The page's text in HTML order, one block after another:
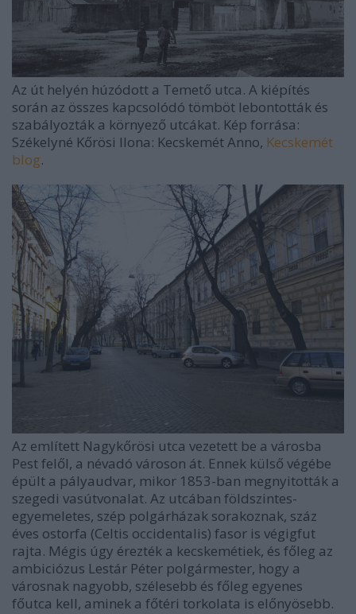
Az út helyén húzódott a Temető utca. A kiépítés
során az összes kapcsolódó tömböt lebontották és
szabályozták a környező utcákat. Kép forrása:
Székelyné Kőrösi Ilona: Kecskemét Anno, Kecskemét
blog.
Az említett Nagykőrösi utca vezetett be a városba
Pest felől, a névadó városon át. Ennek külső végébe
épült a pályaudvar, mikor 1853-ban megnyitották a
szegedi vasútvonalat. Az utcában földszintes-
egyemeletes, szép polgárházak sorakoznak, száz
éves ostorfa (Celtis occidentalis) fasor is végigfut
rajta. Mégis úgy érezték a kecskemétiek, és főleg az
ambiciózus Lestár Péter polgármester, hogy a
városnak nagyobb, szélesebb és főleg egyenes
főutca kell, aminek a főtéri torkolata is előnyösebb.